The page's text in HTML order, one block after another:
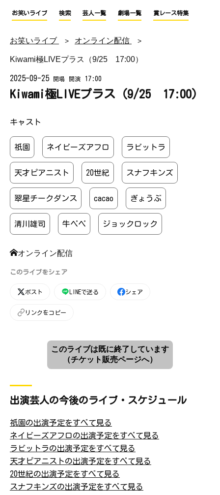
お笑いライブ 検索 芸人一覧 劇場一覧 賞レース特集
お笑いライブ オンライン配信
Kiwami極LIVEプラス（9/25 17:00）
2025-09-25 開場 開演 17:00
Kiwami極LIVEプラス（9/25 17:00）
キャスト
祇園 ネイビーズアフロ ラビットラ
天才ピアニスト 20世紀 スナフキンズ
翠星チークダンス cacao ぎょうぶ
清川雄司 牛ペペ ジョックロック
オンライン配信
このライブをシェア
ポスト LINEで送る シェア
リンクをコピー
このライブは既に終了しています
（チケット販売ページへ）
出演芸人の今後のライブ・スケジュール
祇園の出演予定をすべて見る
ネイビーズアフロの出演予定をすべて見る
ラビットラの出演予定をすべて見る
天才ピアニストの出演予定をすべて見る
20世紀の出演予定をすべて見る
スナフキンズの出演予定をすべて見る